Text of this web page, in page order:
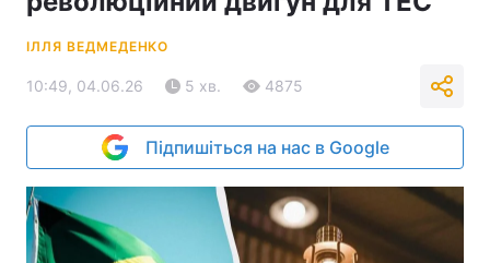
ІЛЛЯ ВЕДМЕДЕНКО
10:49, 04.06.26 5 хв. 4875
Підпишіться на нас в Google